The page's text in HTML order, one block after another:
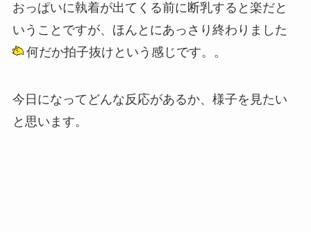
おっぱいに執着が出てくる前に断乳すると楽だと
いうことですが、ほんとにあっさり終わりました
何だか拍子抜けという感じです。。
今日になってどんな反応があるか、様子を見たい
と思います。